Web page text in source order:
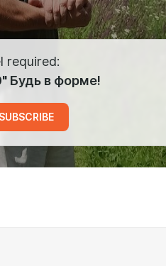
required:
Будь в форме!
SUBSCRIBE